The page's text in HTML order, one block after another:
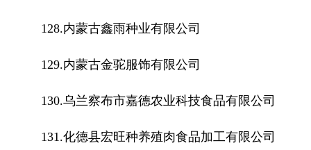
128.内蒙古鑫雨种业有限公司
129.内蒙古金驼服饰有限公司
130.乌兰察布市嘉德农业科技食品有限公司
131.化德县宏旺种养殖肉食品加工有限公司